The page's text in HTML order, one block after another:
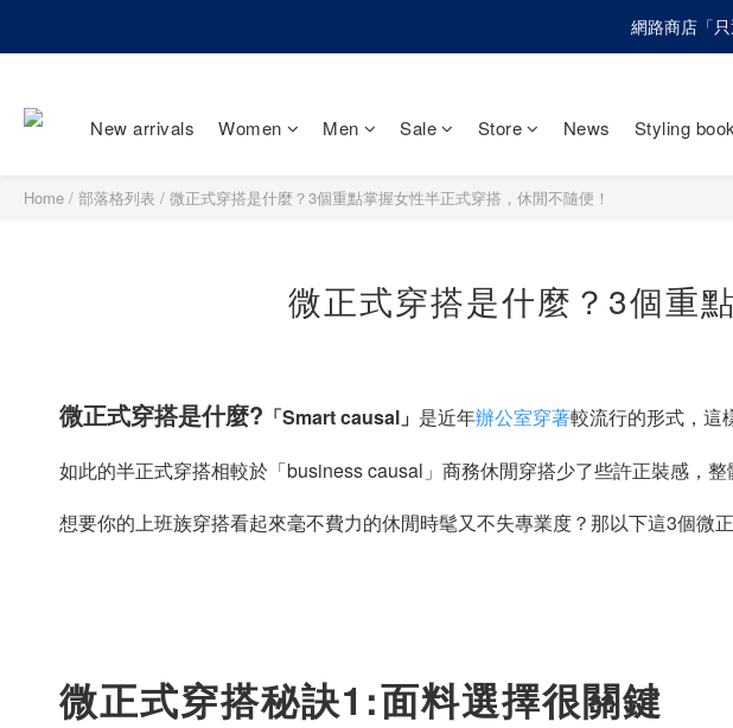
網路商店「
網路商店「
網路商店「
New arrivals Women Men Sale Store News Styling book
Home / 部落格列表 / 微正式穿搭是什麼？3個重點掌握女性半正式穿搭，休閒不隨便！
微正式穿搭是什麼？3個重
微正式穿搭是什麼? 「Smart causal」 是近年辦公室穿著較流行的形式，這
如此的半正式穿搭相較於「business causal」商務休閒穿搭少了些許正裝感，整
想要你的上班族穿搭看起來毫不費力的休閒時髦又不失專業度？那以下這3個微
微正式穿搭秘訣1:面料選擇很關鍵